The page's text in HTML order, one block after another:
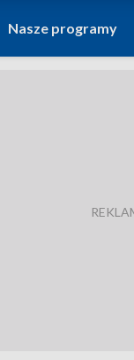
Nasze programy